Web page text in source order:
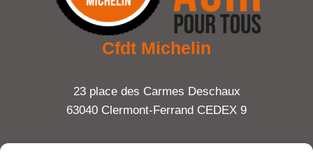
Cfdt Michelin
23 place des Carmes Deschaux
63040 Clermont-Ferrand CEDEX 9
Tel : 06 65 27 23 81